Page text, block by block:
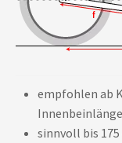
empfohlen ab
sinnvoll bis